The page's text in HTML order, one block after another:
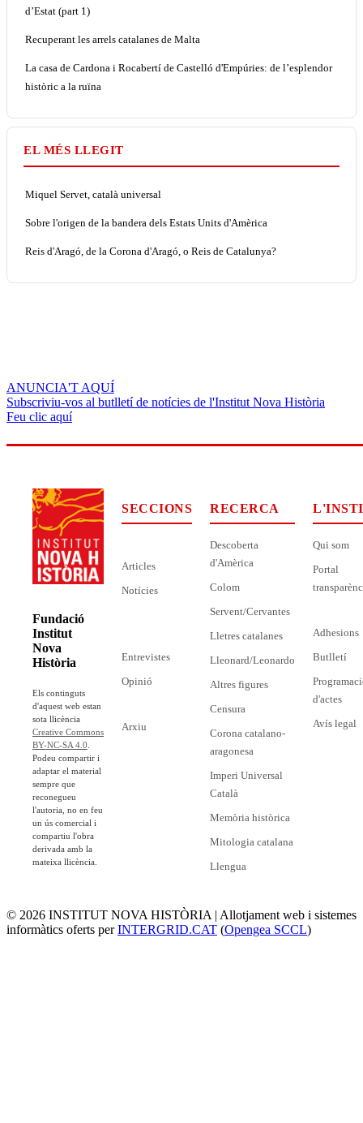
d’Estat (part 1)
Recuperant les arrels catalanes de Malta
La casa de Cardona i Rocabertí de Castelló d'Empúries: de l’esplendor
històric a la ruïna
EL MÉS LLEGIT
Miquel Servet, català universal
Sobre l'origen de la bandera dels Estats Units d'Amèrica
Reis d'Aragó, de la Corona d'Aragó, o Reis de Catalunya?
ANUNCIA'T AQUÍ
Subscriviu-vos al butlletí de notícies de l'Institut Nova Història
Feu clic aquí
Fundació
Institut
Nova
Història
Els continguts
d'aquest web estan
sota llicència
Creative Commons
BY-NC-SA 4.0
Podeu compartir i
adaptar el material
sempre que
reconegueu
l'autoria, no en feu
un ús comercial i
compartiu l'obra
derivada amb la
mateixa llicència.
SECCIONS
Articles
Notícies
Entrevistes
Opinió
Arxiu
RECERCA
Descoberta
d'Amèrica
Colom
Servent/Cervantes
Lletres catalanes
Lleonard/Leonardo
Altres figures
Censura
Corona catalano-
aragonesa
Imperi Universal
Català
Memòria històrica
Mitologia catalana
Llengua
Qui som
Portal
Adhesions
Butlletí
d'actes
Avís legal
© 2026 INSTITUT NOVA HISTÒRIA | Allotjament web i sistemes
informàtics oferts perINTERGRID.CAT (Opengea SCCL)